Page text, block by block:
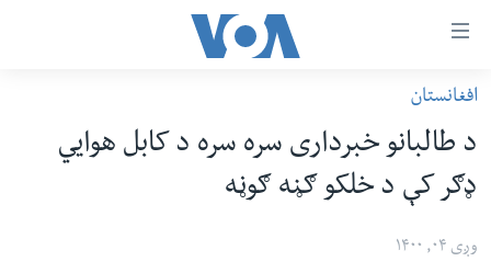
رسي
وړ
اتصالات
متن
افغانستان
سیمه
امریکا
افغانستان
د طالبانو خبرداری سره سره د کابل هوایي
‌‌‌ډګر کې د خلکو ګڼه ګوڼه
وږی ۰۴, ۱۴۰۰